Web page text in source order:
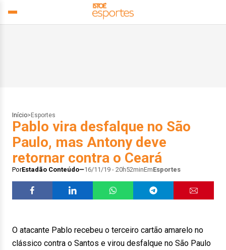
Início> Esportes
Pablo vira desfalque no São
Paulo, mas Antony deve
retornar contra o Ceará
PorEstadão Conteúdo 16/11/19 - 20h52minEmEsportes
O atacante Pablo recebeu o terceiro cartão amarelo no
clássico contra o Santos e virou desfalque no São Paulo